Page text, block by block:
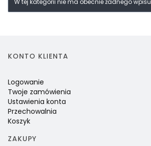
W tej kategorii nie ma obecnie żadnego wpisu
Linki w stopce
KONTO KLIENTA
Logowanie
Twoje zamówienia
Ustawienia konta
Przechowalnia
Koszyk
ZAKUPY